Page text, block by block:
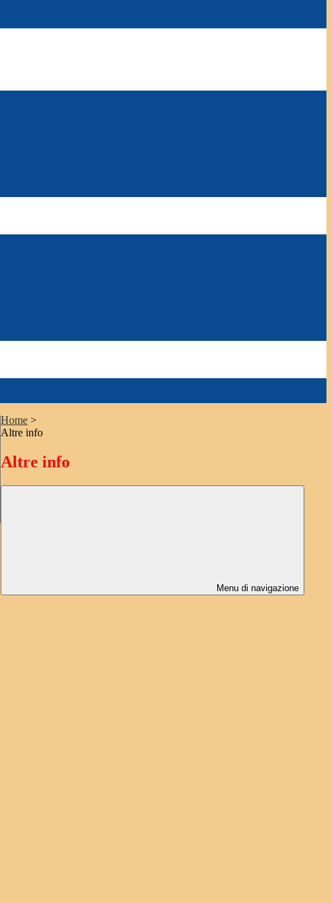
Home >
Altre info
Altre info
Menu di navigazione